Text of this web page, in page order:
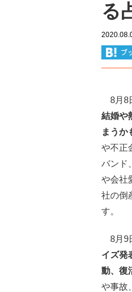
る
8月8
結婚や
まう
や不正
バンド
や会社
社の倒
す。
8月9
イズ発
動、復
や事故